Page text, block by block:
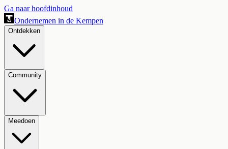
Ga naar hoofdinhoud
Ondernemen in de Kempen
Ontdekken
Community
Meedoen